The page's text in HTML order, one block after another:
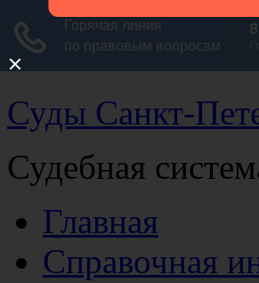
Суды Санкт-
Судебная
Главная
Справочная